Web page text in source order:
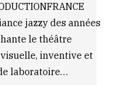
jazzy des années
le théâtre
visuelle, inventive et
laboratoire…